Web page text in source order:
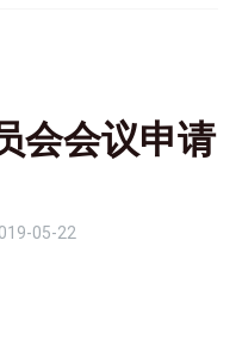
会会议申请
05-22